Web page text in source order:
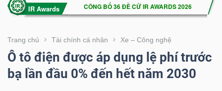
Trang chủ Tài chính cá nhân Xe – Công nghệ
Ô tô điện được áp dụng lệ phí trước
bạ lần đầu 0% đến hết năm 2030
VIETSTOCK
CHỨNG